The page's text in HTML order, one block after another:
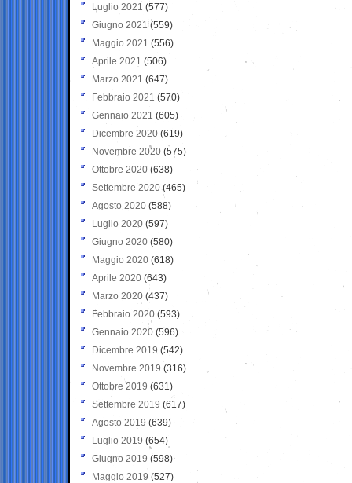
Luglio 2021 (577)
Giugno 2021(559)
Maggio 2021 (556)
Aprile 2021 (506)
Marzo 2021 (647)
Febbraio 2021 (570)
Gennaio 2021 (605)
Dicembre 2020 (619)
Novembre 2020 (575)
Ottobre 2020 (638)
Settembre 2020(465)
Agosto 2020 (588)
Luglio 2020 (597)
Giugno 2020 (580)
Maggio 2020 (618)
Aprile 2020 (643)
Marzo 2020 (437)
Febbraio 2020 (593)
Gennaio 2020 (596)
Dicembre 2019 (542)
Novembre 2019 (316)
Ottobre 2019 (631)
Settembre 2019 (617)
Agosto 2019 (639)
Luglio 2019 (654)
Giugno 2019 (598)
Maggio 2019 (527)